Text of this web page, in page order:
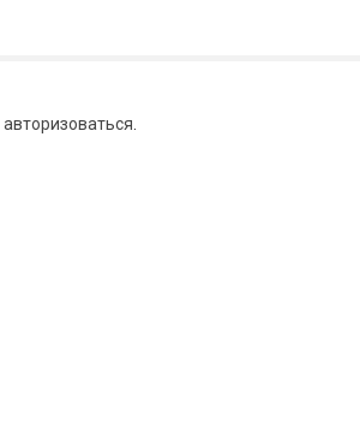
авторизоваться